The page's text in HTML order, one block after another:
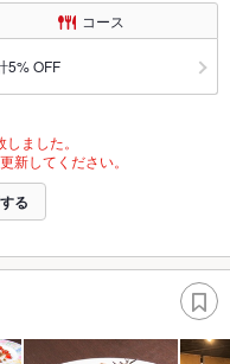
コース
5% OFF
ました。
新してください。
る